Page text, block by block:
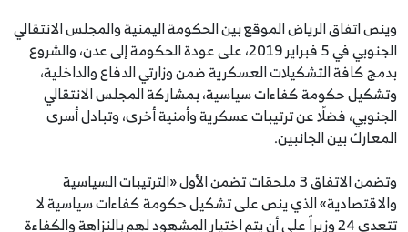
وينص اتفاق الرياض الموقع بين الحكومة اليمنية والمجلس الانتقالي
الجنوبي في 5 فبراير 2019، على عودة الحكومة إلى عدن، والشروع
بدمج كافة التشكيلات العسكرية ضمن وزارتي الدفاع والداخلية،
وتشكيل حكومة كفاءات سياسية، بمشاركة المجلس الانتقالي
الجنوبي، فضلًا عن ترتيبات عسكرية وأمنية أخرى، وتبادل أسرى
المعارك بين الجانبين.
وتضمن الاتفاق 3 ملحقات تضمن الأول «الترتيبات السياسية
والاقتصادية» الذي ينص على تشكيل حكومة كفاءات سياسية لا
تتعدى 24 وزيراً على أن يتم اختيار المشهود لهم بالنزاهة والكفاءة